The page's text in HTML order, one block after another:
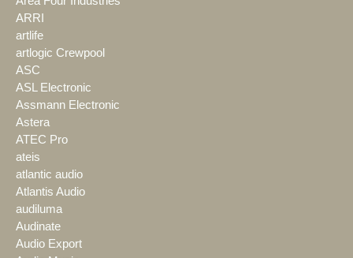
ARRI
artlife
artlogic Crewpool
ASC
ASL Electronic
Assmann Electronic
Astera
ATEC Pro
ateis
atlantic audio
Atlantis Audio
audiluma
Audinate
Audio Export